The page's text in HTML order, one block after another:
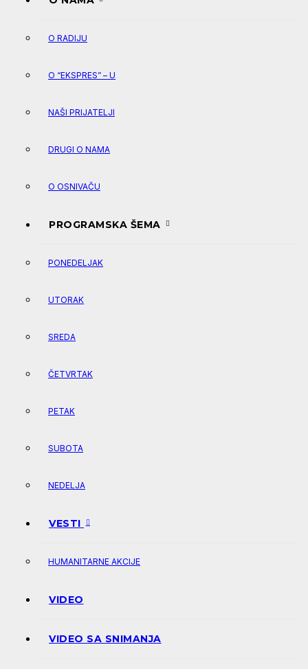
O RADIJU
O “EKSPRES” – U
NAŠI PRIJATELJI
DRUGI O NAMA
O OSNIVAČU
PROGRAMSKA ŠEMA
PONEDELJAK
UTORAK
SREDA
ČETVRTAK
PETAK
SUBOTA
NEDELJA
VESTI
HUMANITARNE AKCIJE
VIDEO
VIDEO SA SNIMANJA